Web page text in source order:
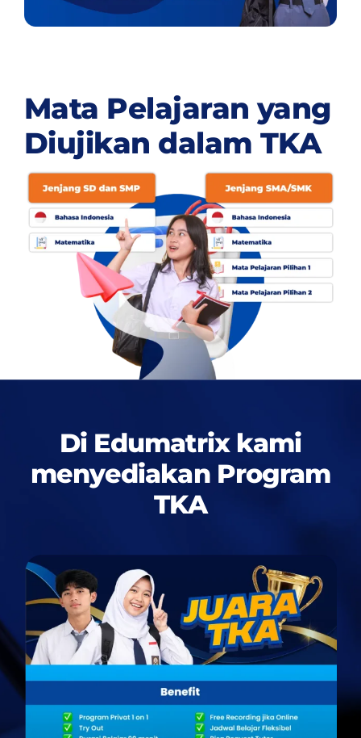
Mata Pelajaran yang
Diujikan dalam TKA
Di Edumatrix kami
menyediakan Program
TKA